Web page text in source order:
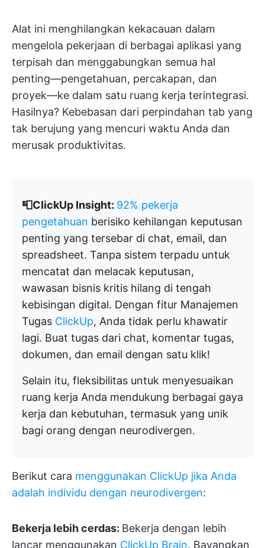
Alat ini menghilangkan kekacauan dalam
mengelola pekerjaan di berbagai aplikasi yang
terpisah dan menggabungkan semua hal
penting—pengetahuan, percakapan, dan
proyek—ke dalam satu ruang kerja terintegrasi.
Hasilnya? Kebebasan dari perpindahan tab yang
tak berujung yang mencuri waktu Anda dan
merusak produktivitas.
📮ClickUp Insight: 92% pekerja
pengetahuan berisiko kehilangan keputusan
penting yang tersebar di chat, email, dan
spreadsheet. Tanpa sistem terpadu untuk
mencatat dan melacak keputusan,
wawasan bisnis kritis hilang di tengah
kebisingan digital. Dengan fitur Manajemen
Tugas ClickUp, Anda tidak perlu khawatir
lagi. Buat tugas dari chat, komentar tugas,
dokumen, dan email dengan satu klik!
Selain itu, fleksibilitas untuk menyesuaikan
ruang kerja Anda mendukung berbagai gaya
kerja dan kebutuhan, termasuk yang unik
bagi orang dengan neurodivergen.
Berikut cara menggunakan ClickUp jika Anda
adalah individu dengan neurodivergen:
Bekerja lebih cerdas: Bekerja dengan lebih
lancar menggunakan ClickUp Brain. Bayangkan